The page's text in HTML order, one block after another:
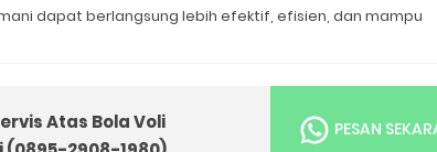
dapat berlangsung lebih efektif, efisien, dan mampu
Atas Bola Voli
PESAN